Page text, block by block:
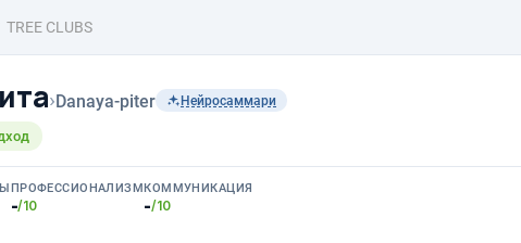
TREE CLUBS
›Danaya-piter Нейросаммари
ПРОФЕССИОНАЛИЗМ
-/10
КОММУНИКАЦИЯ
-/10